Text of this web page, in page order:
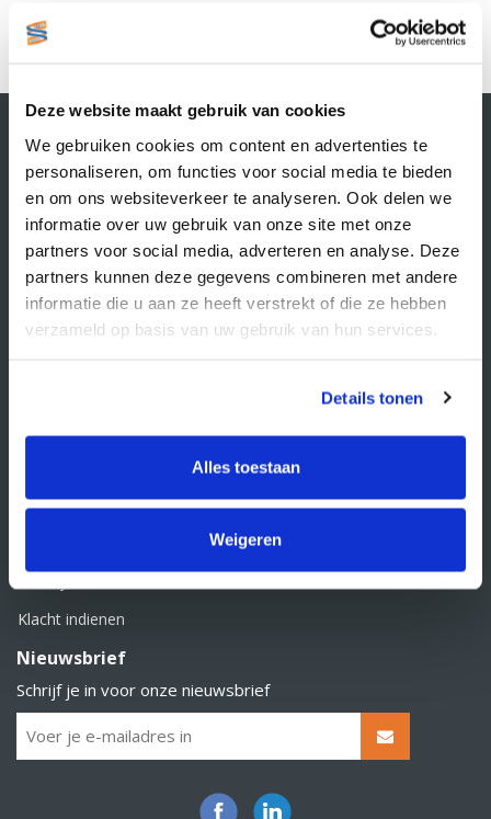
Deze website maakt gebruik van cookies
We gebruiken cookies om content en advertenties te
personaliseren, om functies voor social media te bieden
en om ons websiteverkeer te analyseren. Ook delen we
informatie over uw gebruik van onze site met onze
partners voor social media, adverteren en analyse. Deze
partners kunnen deze gegevens combineren met andere
informatie die u aan ze heeft verstrekt of die ze hebben
verzameld op basis van uw gebruik van hun services.
Details tonen
Alles toestaan
Weigeren
1
Contactgegevens
Supply Service B.V.
Nijverheidsstraat 25-K
3861 RJ Nijkerk
info@supplyservice.nl
+31 33 468 13 42
KvK nummer: 66384737
Retourbeleid
Klacht indienen
Nieuwsbrief
Schrijf je in voor onze nieuwsbrief